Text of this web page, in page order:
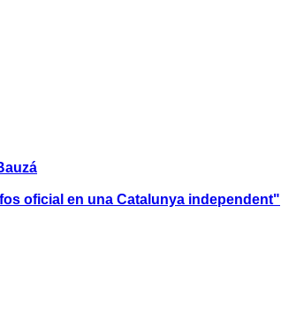
oficial en una Catalunya independent"